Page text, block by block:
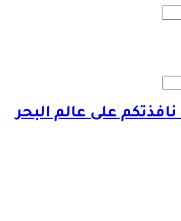
البحر 24 نافذتكم على عالم البحر